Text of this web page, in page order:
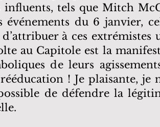
tels que Mitch
événements du 6 janvier,
à ces
au Capitole est la
de leurs
! Je plaisante, je
de défendre la